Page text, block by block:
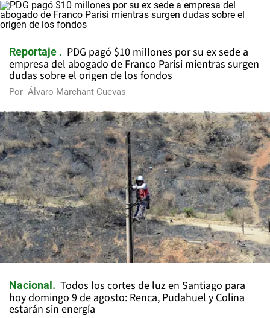
Reportaje
PDG pagó $10 millones por su ex sede a
empresa del abogado de Franco Parisi mientras surgen
dudas sobre el origen de los fondos
Por Álvaro Marchant Cuevas
Nacional
Todos los cortes de luz en Santiago para
hoy domingo 9 de agosto: Renca, Pudahuel y Colina
estarán sin energía